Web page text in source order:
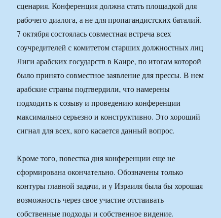
сценария. Конференция должна стать площадкой для
рабочего диалога, а не для пропагандистских баталий.
7 октября состоялась совместная встреча всех
соучредителей с комитетом старших должностных лиц
Лиги арабских государств в Каире, по итогам которой
было принято совместное заявление для прессы. В нем
арабские страны подтвердили, что намерены
подходить к созыву и проведению конференции
максимально серьезно и конструктивно. Это хороший
сигнал для всех, кого касается данный вопрос.
Кроме того, повестка дня конференции еще не
сформирована окончательно. Обозначены только
контуры главной задачи, и у Израиля была бы хорошая
возможность через свое участие отстаивать
собственные подходы и собственное видение.